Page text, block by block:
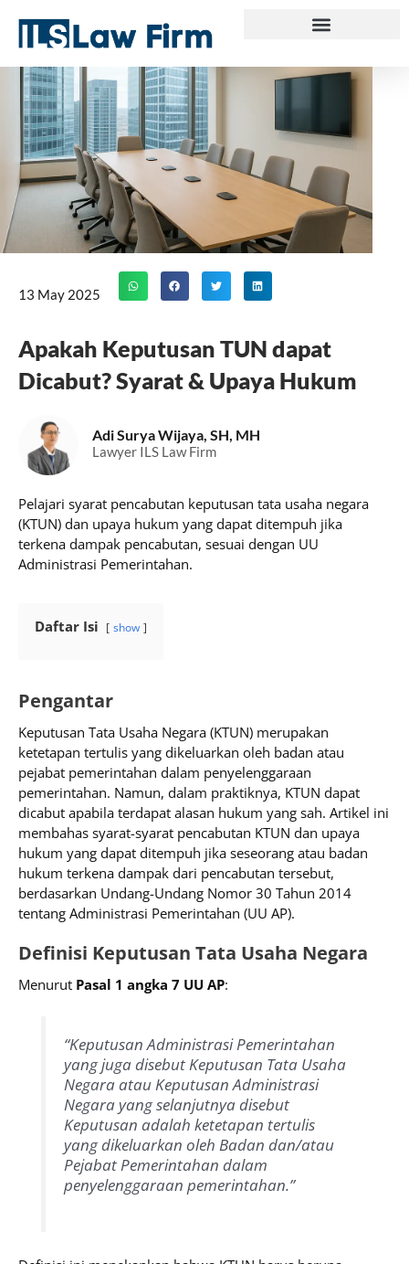
content
13 May 2025
Apakah Keputusan TUN dapat
Dicabut? Syarat & Upaya Hukum
Adi Surya Wijaya, SH, MH
Lawyer ILS Law Firm
Pelajari syarat pencabutan keputusan tata usaha negara
(KTUN) dan upaya hukum yang dapat ditempuh jika
terkena dampak pencabutan, sesuai dengan UU
Administrasi Pemerintahan.
Daftar Isi show
Pengantar
Keputusan Tata Usaha Negara (KTUN) merupakan
ketetapan tertulis yang dikeluarkan oleh badan atau
pejabat pemerintahan dalam penyelenggaraan
pemerintahan. Namun, dalam praktiknya, KTUN dapat
dicabut apabila terdapat alasan hukum yang sah. Artikel ini
membahas syarat-syarat pencabutan KTUN dan upaya
hukum yang dapat ditempuh jika seseorang atau badan
hukum terkena dampak dari pencabutan tersebut,
berdasarkan Undang-Undang Nomor 30 Tahun 2014
tentang Administrasi Pemerintahan (UU AP).
Definisi Keputusan Tata Usaha Negara
Menurut Pasal 1 angka 7 UU AP:
“Keputusan Administrasi Pemerintahan
yang juga disebut Keputusan Tata Usaha
Negara atau Keputusan Administrasi
Negara yang selanjutnya disebut
Keputusan adalah ketetapan tertulis
yang dikeluarkan oleh Badan dan/atau
Pejabat Pemerintahan dalam
penyelenggaraan pemerintahan.”